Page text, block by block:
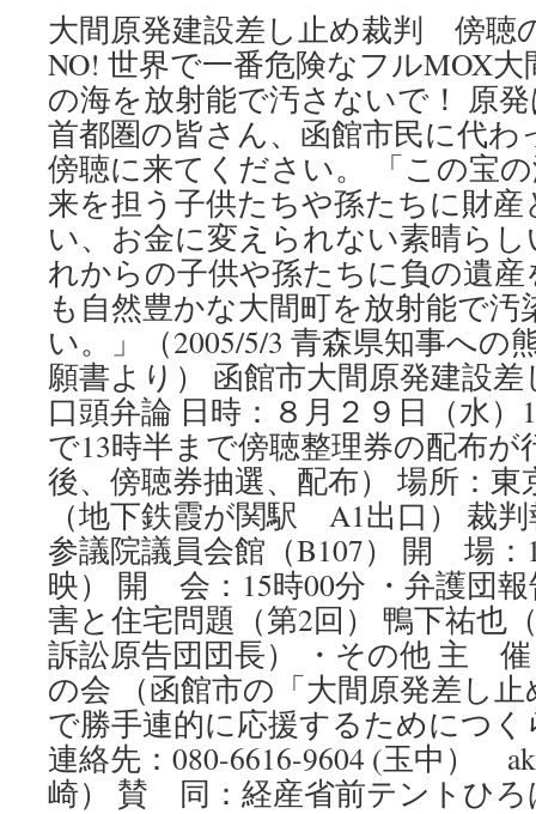
大間原発建設差し止め裁判 傍聴
NO! 世界で一番危険なフルMOX
の海を放射能で汚さないで！ 原
首都圏の皆さん、函館市民に代わ
傍聴に来てください。 「この宝
来を担う子供たちや孫たちに財
い、お金に変えられない素晴ら
れからの子供や孫たちに負の遺
も自然豊かな大間町を放射能で
い。」（2005/5/3 青森県知事への
願書より） 函館市大間原発建設
口頭弁論 日時：８月２９日（水）
で13時半まで傍聴整理券の配布
後、傍聴券抽選、配布） 場所：東
（地下鉄霞が関駅 A1出口） 裁
参議院議員会館（B107） 開 場：
映） 開 会：15時00分 ・弁護団
害と住宅問題（第2回） 鴨下祐也
訴訟原告団団長） ・その他 主
の会 （函館市の「大間原発差し
で勝手連的に応援するためにつ
連絡先：080-6616-9604 (玉中）
崎） 賛 同：経産省前テントひ